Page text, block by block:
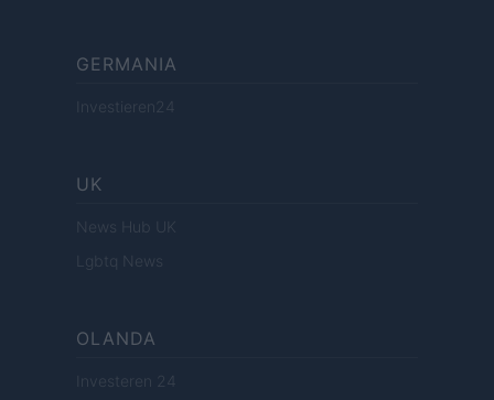
GERMANIA
Investieren24
UK
News Hub UK
Lgbtq News
OLANDA
Investeren 24